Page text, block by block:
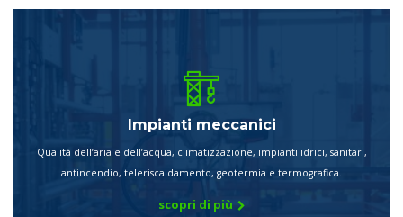
Impianti meccanici
Qualità dell’aria e dell’acqua, climatizzazione, impianti idrici, sanitari,
antincendio, teleriscaldamento, geotermia e termografica.
scopri di più